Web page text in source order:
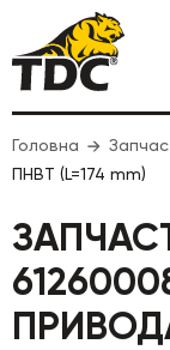
Головна
ПНВТ (L=174 mm)